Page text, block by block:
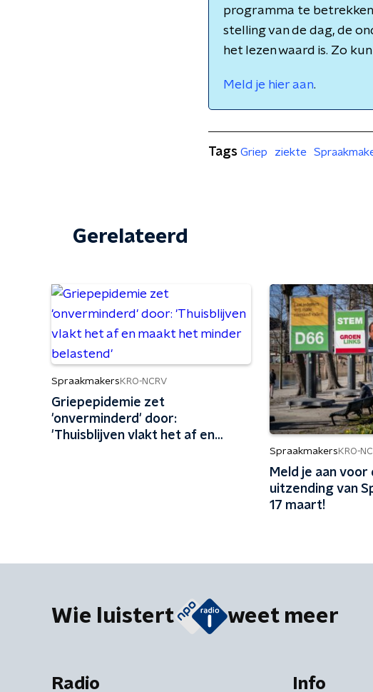
programma te
stelling van de dag, de
het lezen waard is. Zo
Meld je hier aan.
Tags Griep ziekte
Gerelateerd
Spraakmakers KRO-NCRV
Griepepidemie zet
'onverminderd' door:
'Thuisblijven vlakt het af en
Spraakmakers KRO-
Meld je aan
uitzending van
17 maart!
Wie luistert weet meer
Radio Info